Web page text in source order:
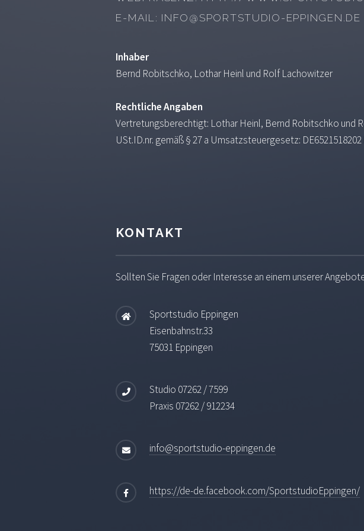
E-MAIL: INFO@SPORTSTUDIO-EPPINGEN.DE
Inhaber
Bernd Robitschko, Lothar Heinl und Rolf Lachowitzer
Rechtliche Angaben
Vertretungsberechtigt: Lothar Heinl, Bernd Robitschko und
USt.ID.nr. gemäß § 27 a Umsatzsteuergesetz:
KONTAKT
Sollten Sie Fragen oder Interesse an einem unserer
Sportstudio Eppingen
Eisenbahnstr.33
75031 Eppingen
Studio 07262 / 7599
Praxis 07262 / 912234
info@sportstudio-eppingen.de
https://de-de.facebook.com/SportstudioEppingen/